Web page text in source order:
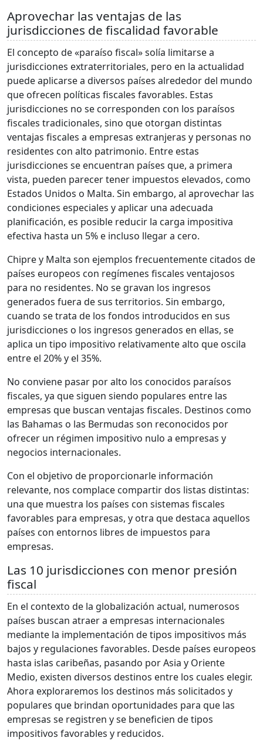
Aprovechar las ventajas de las
jurisdicciones de fiscalidad favorable
El concepto de «paraíso fiscal» solía limitarse a
jurisdicciones extraterritoriales, pero en la actualidad
puede aplicarse a diversos países alrededor del mundo
que ofrecen políticas fiscales favorables. Estas
jurisdicciones no se corresponden con los paraísos
fiscales tradicionales, sino que otorgan distintas
ventajas fiscales a empresas extranjeras y personas no
residentes con alto patrimonio. Entre estas
jurisdicciones se encuentran países que, a primera
vista, pueden parecer tener impuestos elevados, como
Estados Unidos o Malta. Sin embargo, al aprovechar las
condiciones especiales y aplicar una adecuada
planificación, es posible reducir la carga impositiva
efectiva hasta un 5% e incluso llegar a cero.
Chipre y Malta son ejemplos frecuentemente citados de
países europeos con regímenes fiscales ventajosos
para no residentes. No se gravan los ingresos
generados fuera de sus territorios. Sin embargo,
cuando se trata de los fondos introducidos en sus
jurisdicciones o los ingresos generados en ellas, se
aplica un tipo impositivo relativamente alto que oscila
entre el 20% y el 35%.
No conviene pasar por alto los conocidos paraísos
fiscales, ya que siguen siendo populares entre las
empresas que buscan ventajas fiscales. Destinos como
las Bahamas o las Bermudas son reconocidos por
ofrecer un régimen impositivo nulo a empresas y
negocios internacionales.
Con el objetivo de proporcionarle información
relevante, nos complace compartir dos listas distintas:
una que muestra los países con sistemas fiscales
favorables para empresas, y otra que destaca aquellos
países con entornos libres de impuestos para
empresas.
Las 10 jurisdicciones con menor presión
fiscal
En el contexto de la globalización actual, numerosos
países buscan atraer a empresas internacionales
mediante la implementación de tipos impositivos más
bajos y regulaciones favorables. Desde países europeos
hasta islas caribeñas, pasando por Asia y Oriente
Medio, existen diversos destinos entre los cuales elegir.
Ahora exploraremos los destinos más solicitados y
populares que brindan oportunidades para que las
empresas se registren y se beneficien de tipos
impositivos favorables y reducidos.